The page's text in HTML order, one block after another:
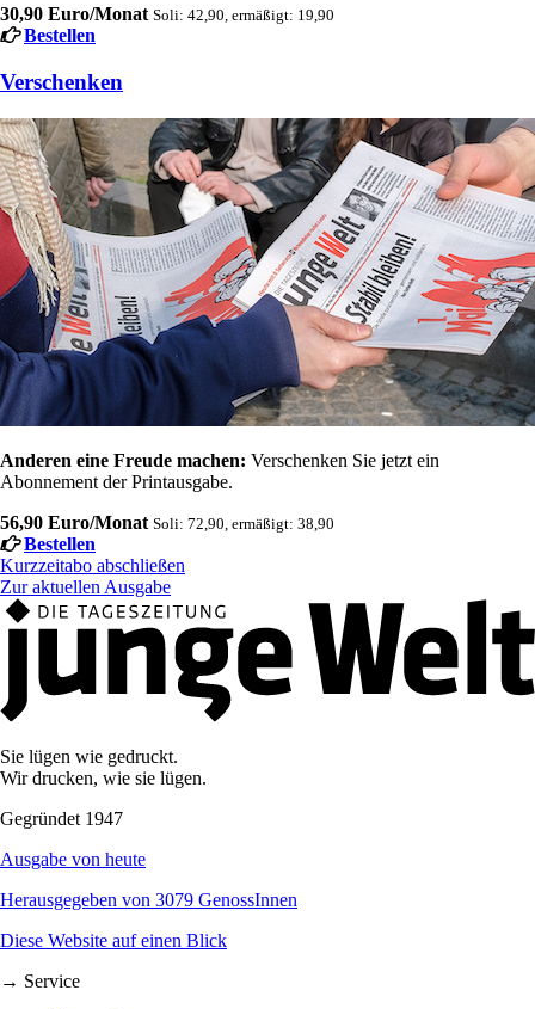
30,90 Euro/Monat Soli: 42,90, ermäßigt: 19,90
Bestellen
Verschenken
Anderen eine Freude machen: Verschenken Sie jetzt ein
Abonnement der Printausgabe.
56,90 Euro/Monat Soli: 72,90, ermäßigt: 38,90
Bestellen
Kurzzeitabo abschließen
Zur aktuellen Ausgabe
Sie lügen wie gedruckt.
Wir drucken, wie sie lügen.
Gegründet 1947
Ausgabe von heute
Herausgegeben von 3079 GenossInnen
Diese Website auf einen Blick
→ Service